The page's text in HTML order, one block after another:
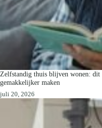
Zelfstandig thuis blijven wonen: dit
gemakkelijker maken
juli 20, 2026